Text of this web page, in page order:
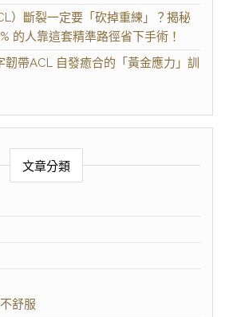
）斷裂一定要「砍掉重練」？揭秘
的人靠這套精準路徑省下手術！
韌帶ACL 自發癒合的「黃金應力」訓
文章分類
舒服